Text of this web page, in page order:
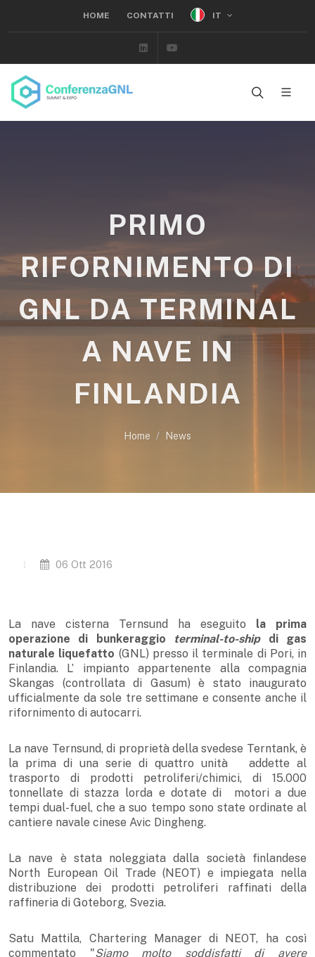
HOME CONTATTI IT
Linkedin
PRIMO
RIFORNIMENTO DI
GNL DA TERMINAL
A NAVE IN
FINLANDIA
Home News
06 Ott 2016
La nave cisterna Ternsund ha eseguito la prima
operazione di bunkeraggio terminal-to-shipdi gas
naturale liquefatto (GNL) presso il terminale di Pori, in
Finlandia. L’ impianto appartenente alla compagnia
Skangas (controllata di Gasum) è stato inaugurato
ufficialmente da sole tre settimane e consente anche il
rifornimento di autocarri.
La nave Ternsund, di proprietà della svedese Terntank, è
la prima di una serie di quattro unità addette al
trasporto di prodotti petroliferi/chimici, di 15.000
tonnellate di stazza lorda e dotate di motori a due
tempi dual-fuel, che a suo tempo sono state ordinate al
cantiere navale cinese Avic Dingheng.
La nave è stata noleggiata dalla società finlandese
North European Oil Trade (NEOT) e impiegata nella
distribuzione dei prodotti petroliferi raffinati della
raffineria di Goteborg, Svezia.
Satu Mattila, Chartering Manager di NEOT, ha così
commentato "Siamo molto soddisfatti di avere